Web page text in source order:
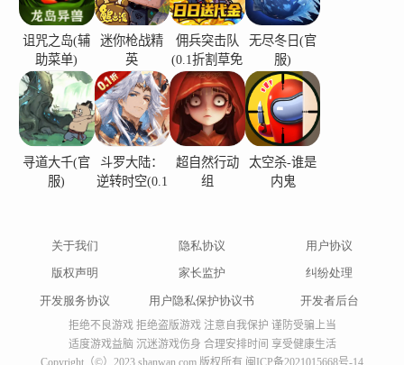
诅咒之岛(辅
助菜单)
迷你枪战精
英
佣兵突击队
(0.1折割草免
费版)
无尽冬日(官
服)
寻道大千(官
服)
斗罗大陆：
逆转时空(0.1
超自然行动
组
太空杀-谁是
内鬼
关于我们 隐私协议
用户协议
版权声明
家长监护
纠纷处理
开发服务协议
用户隐私保护协议书 开发者后台
拒绝不良游戏 拒绝盗版游戏 注意自我保护 谨防受骗上当
适度游戏益脑 沉迷游戏伤身 合理安排时间 享受健康生活